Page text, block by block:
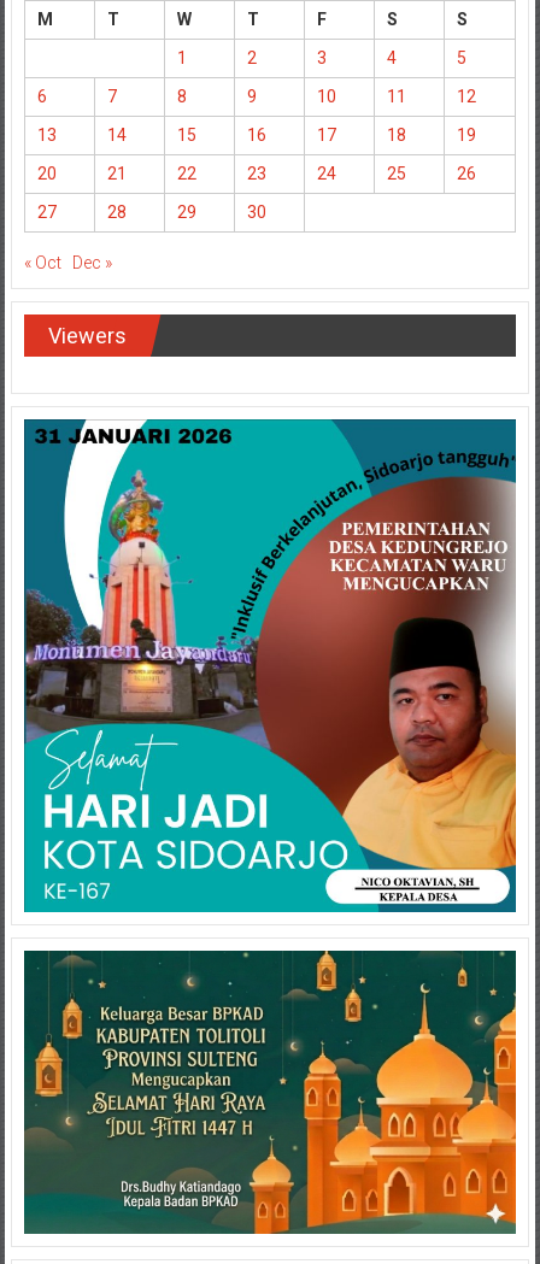
M T W T F S
S
1
2 3 4
5
6
7 8 9 10 11
12
13
14 15 16 17 18
19
20
21 22 23 24 25
26
27
28 29 30
« Oct Dec »
Viewers